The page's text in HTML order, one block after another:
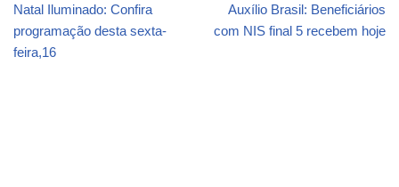
Natal Iluminado: Confira
programação desta sexta-
feira,16
Auxílio Brasil: Beneficiários
com NIS final 5 recebem hoje